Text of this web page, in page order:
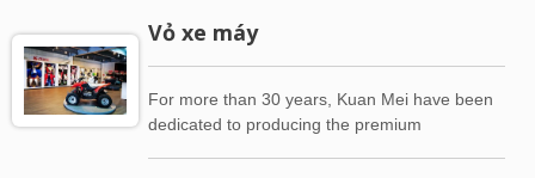
Vỏ xe máy
For more than 30 years, Kuan Mei have been
dedicated to producing the premium